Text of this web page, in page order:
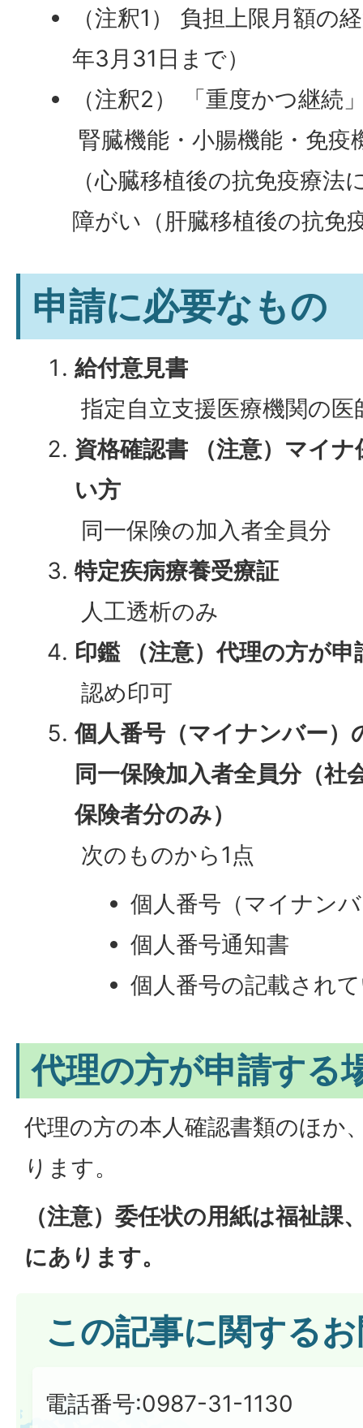
（注釈1） 負担上限月額の
年3月31日まで）
（注釈2） 「重度かつ継続
腎臓機能・小腸機能・免疫
（心臓移植後の抗免疫療法
障がい（肝臓移植後の抗免
申請に必要なもの
給付意見書
指定自立支援医療機関の
資格確認書 （注意）マイ
い方
同一保険の加入者全員分
特定疾病療養受療証
人工透析のみ
印鑑 （注意）代理の方が申
認め印可
個人番号（マイナンバー）
同一保険加入者全員分（社
保険者分のみ）
次のものから1点
個人番号（マイナン
個人番号通知書
個人番号の記載され
代理の方が申請する
代理の方の本人確認書類のほか
ります。
（注意）委任状の用紙は福祉課
にあります。
この記事に関する
電話番号:0987-31-1130